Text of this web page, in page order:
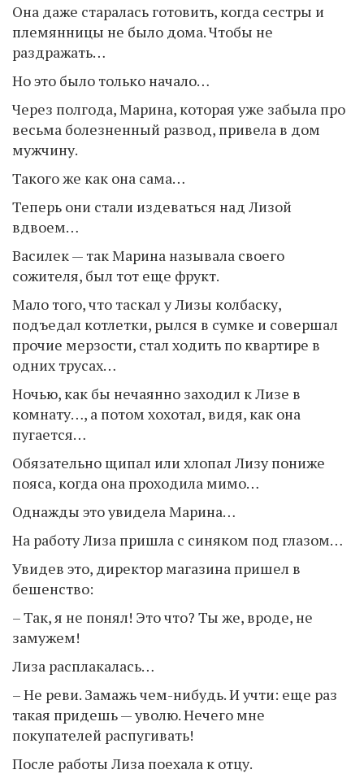
Она даже старалась готовить, когда сестры и
племянницы не было дома. Чтобы не
раздражать…
Но это было только начало…
Через полгода, Марина, которая уже забыла про
весьма болезненный развод, привела в дом
мужчину.
Такого же как она сама…
Теперь они стали издеваться над Лизой
вдвоем…
Василек — так Марина называла своего
сожителя, был тот еще фрукт.
Мало того, что таскал у Лизы колбаску,
подъедал котлетки, рылся в сумке и совершал
прочие мерзости, стал ходить по квартире в
одних трусах…
Ночью, как бы нечаянно заходил к Лизе в
комнату…, а потом хохотал, видя, как она
пугается…
Обязательно щипал или хлопал Лизу пониже
пояса, когда она проходила мимо…
Однажды это увидела Марина…
На работу Лиза пришла с синяком под глазом…
Увидев это, директор магазина пришел в
бешенство:
– Так, я не понял! Это что? Ты же, вроде, не
замужем!
Лиза расплакалась…
– Не реви. Замажь чем-нибудь. И учти: еще раз
такая придешь — уволю. Нечего мне
покупателей распугивать!
После работы Лиза поехала к отцу.